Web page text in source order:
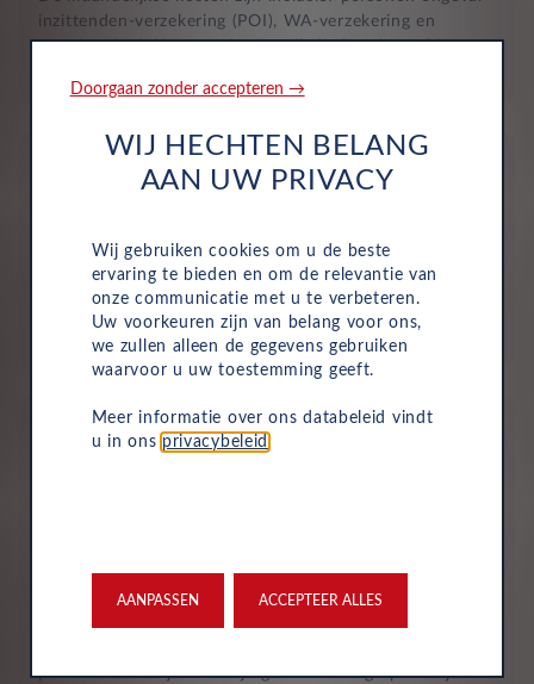
inzittenden-verzekering (POI), WA-verzekering en
uitgebreide dekking, zodat je volledig beschermd bent in
Aflevering bij jou in de buurt
nieuwe auto bij jou in de buurt ophalen.
Naast het reguliere onderhoud, zijn kleine reparaties aan
glas of vervangende banden ook inbegrepen in je
problemen met je auto zijn gewoon inbegrepen in je
Doorgaan zonder accepteren →
WIJ HECHTEN BELANG
AAN UW PRIVACY
Wij gebruiken cookies om u de beste
ervaring te bieden en om de relevantie van
onze communicatie met u te verbeteren.
Uw voorkeuren zijn van belang voor ons,
we zullen alleen de gegevens gebruiken
waarvoor u uw toestemming geeft.
Meer informatie over ons databeleid vindt
u in ons privacybeleid
AANPASSEN ACCEPTEER ALLES